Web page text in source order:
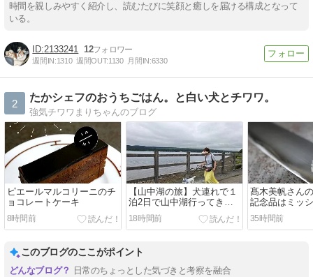
時間を親しみやすく紹介し、読むたびに笑顔と癒しを届ける構成となって
いる。
2133241 12
週間IN:1310 週間OUT:1130 月間IN:6330
2
たかシェフのおうちごはん。と白い犬とチワワ。
強気チワワまりちゃんのブログ
ピエールマルコリーニのチ
ョコレートケーキ
8時間前
【山中湖の旅】犬連れで１
泊2日で山中湖行ってきま
した 目次編
18時間前
髙木美帆さん
記念品はミッ
ス！わが家に
あった件
35時間前
このブログのここがポイント
日常のちょっとした気づきと考察を融合